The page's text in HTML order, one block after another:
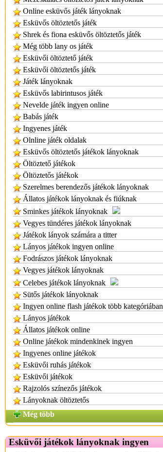
Online esküvős játék lányoknak
Esküvős öltöztetős játék
Shrek és fiona esküvős öltöztetős játék
Még több lany os játék
Esküvői öltöztető játék
Esküvői öltöztetős játék
Játék lányoknak
Esküvős labirintusos játék
Nevelde játék ingyen online
Babás játék
Ingyenes játék
Olnline játék oldalak
Esküvős öltöztetős játékok lányoknak
Öltöztető játékok
Öltöztetős játékok
Szerelmes berendezős játékok lányoknak
Állatos játékok lányoknak és fiúknak
Sminkes játékok lányoknak
Vegyes tündéres játékok lányoknak
Játékok lányok számára a titter
Lányos játékok ingyen online
Fodrászos játékok lányoknak
Vegyes játékok lányoknak
Celebes játékok lányoknak
Sütős játékok lányoknak
Ingyen online flash játékok több kategóriában
Lányos játékok
Állatos játékok online
Online játékok mindenkinek ingyen
Ingyenes online játékok
Esküvői ruhás játékok
Esküvői játékok
Rajzolós színezős játékok
Lányoknak öltöztetős
Még több
Esküvői játékok lányoknak ingyen